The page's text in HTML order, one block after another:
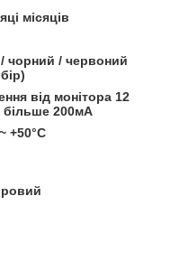
місяців
/ чорний / червоний
від монітора 12
більше 200мА
+50°C